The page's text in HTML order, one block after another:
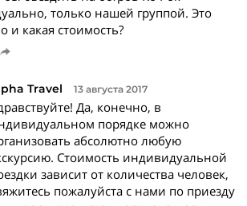
только нашей группой. Это
и какая стоимость?
Travel 13 августа 2017
Да, конечно, в
порядке можно
абсолютно любую
Стоимость индивидуальной
зависит от количества человек,
пожалуйста с нами по приезду